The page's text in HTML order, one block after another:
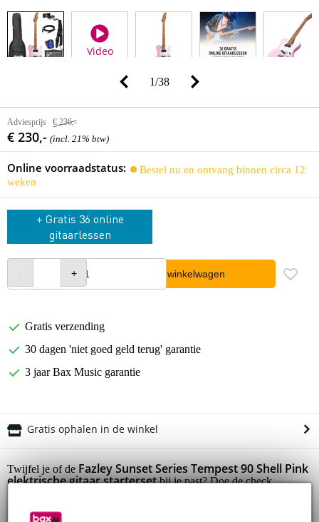
Video
1/38
Adviesprijs € 236,-
€ 230,- (incl. 21% btw)
Online voorraadstatus:
Bestel nu en ontvang binnen circa 12
weken
+ Gratis 36 online
gitaarlessen
In winkelwagen
Gratis verzending
30 dagen 'niet goed geld terug' garantie
3 jaar Bax Music garantie
Gratis ophalen in de winkel
Twijfel je of de Fazley Sunset Series Tempest 90 Shell Pink
elektrische gitaar startersetbij je past? Doe de check.